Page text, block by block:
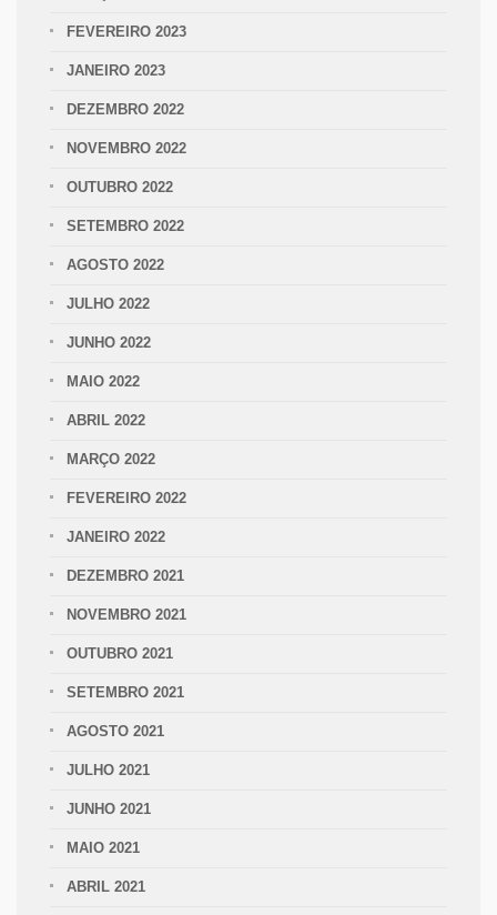
FEVEREIRO 2023
JANEIRO 2023
DEZEMBRO 2022
NOVEMBRO 2022
OUTUBRO 2022
SETEMBRO 2022
AGOSTO 2022
JULHO 2022
JUNHO 2022
MAIO 2022
ABRIL 2022
MARÇO 2022
FEVEREIRO 2022
JANEIRO 2022
DEZEMBRO 2021
NOVEMBRO 2021
OUTUBRO 2021
SETEMBRO 2021
AGOSTO 2021
JULHO 2021
JUNHO 2021
MAIO 2021
ABRIL 2021